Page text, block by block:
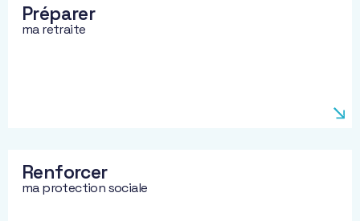
Préparer
ma retraite
Renforcer
ma protection sociale